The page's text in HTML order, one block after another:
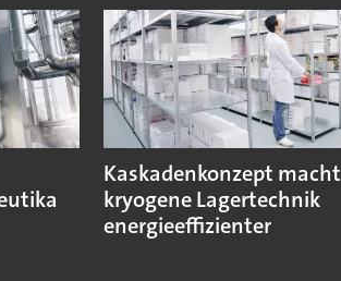
Kaskadenkonzept macht
kryogene Lagertechnik
energieeffizienter